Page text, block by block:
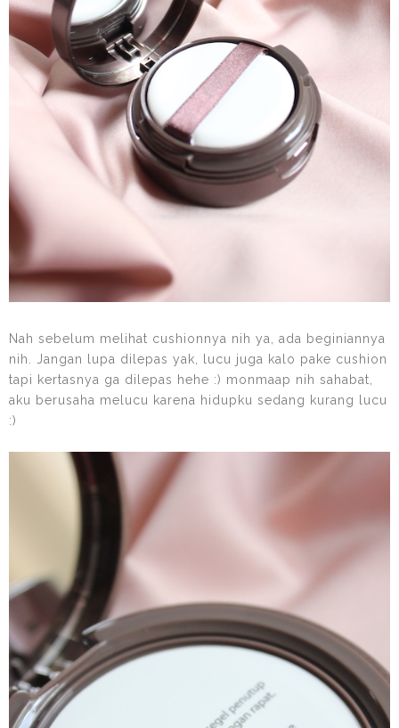
Nah sebelum melihat cushionnya nih ya, ada beginiannya
nih. Jangan lupa dilepas yak, lucu juga kalo pake cushion
tapi kertasnya ga dilepas hehe :) monmaap nih sahabat,
aku berusaha melucu karena hidupku sedang kurang lucu
:)